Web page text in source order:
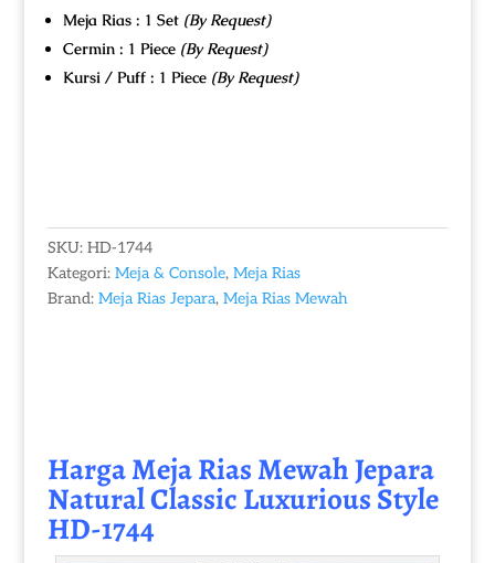
Meja Rias : 1 Set (By Request)
Cermin : 1 Piece (By Request)
Kursi / Puff : 1 Piece (By Request)
SKU: HD-1744
Kategori: Meja & Console, Meja Rias
Brand: Meja Rias Jepara, Meja Rias Mewah
Harga Meja Rias Mewah Jepara
Natural Classic Luxurious Style
HD-1744